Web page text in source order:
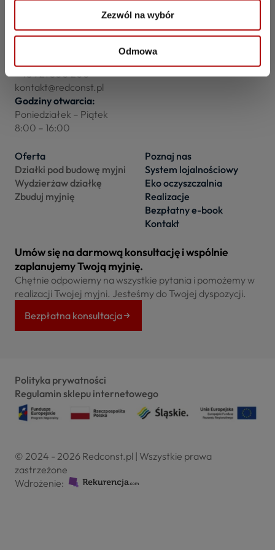
Zezwól na wybór
Odmowa
Grupa Redconst Sp. z o.o.
ul. 1 Maja 202
+48 721 800 200
kontakt@redconst.pl
Godziny otwarcia:
Poniedziałek – Piątek
8:00 – 16:00
Oferta
Działki pod budowę myjni
Wydzierżaw działkę
Zbuduj myjnię
Poznaj nas
System lojalnościowy
Eko oczyszczalnia
Realizacje
Bezpłatny e-book
Kontakt
Umów się na darmową konsultację i wspólnie
zaplanujemy Twoją myjnię.
Chętnie odpowiemy na wszystkie pytania i pomożemy w
realizacji Twojej myjni. Jesteśmy do Twojej dyspozycji.
Bezpłatna konsultacja
Polityka prywatności
Regulamin sklepu internetowego
© 2024 - 2026 Redconst.pl | Wszystkie prawa
zastrzeżone
Wdrożenie: